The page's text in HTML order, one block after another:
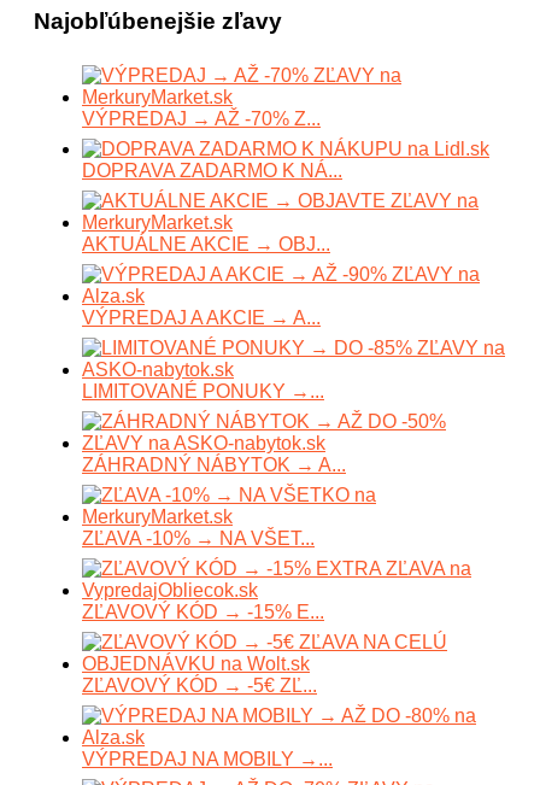
Najobľúbenejšie zľavy
VÝPREDAJ → AŽ -70% Z...
DOPRAVA ZADARMO K NÁ...
AKTUÁLNE AKCIE → OBJ...
VÝPREDAJ A AKCIE → A...
LIMITOVANÉ PONUKY →...
ZÁHRADNÝ NÁBYTOK → A...
ZĽAVA -10% → NA VŠET...
ZĽAVOVÝ KÓD → -15% E...
ZĽAVOVÝ KÓD → -5€ ZĽ...
VÝPREDAJ NA MOBILY →...